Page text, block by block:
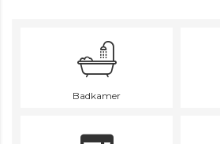
Badkamer